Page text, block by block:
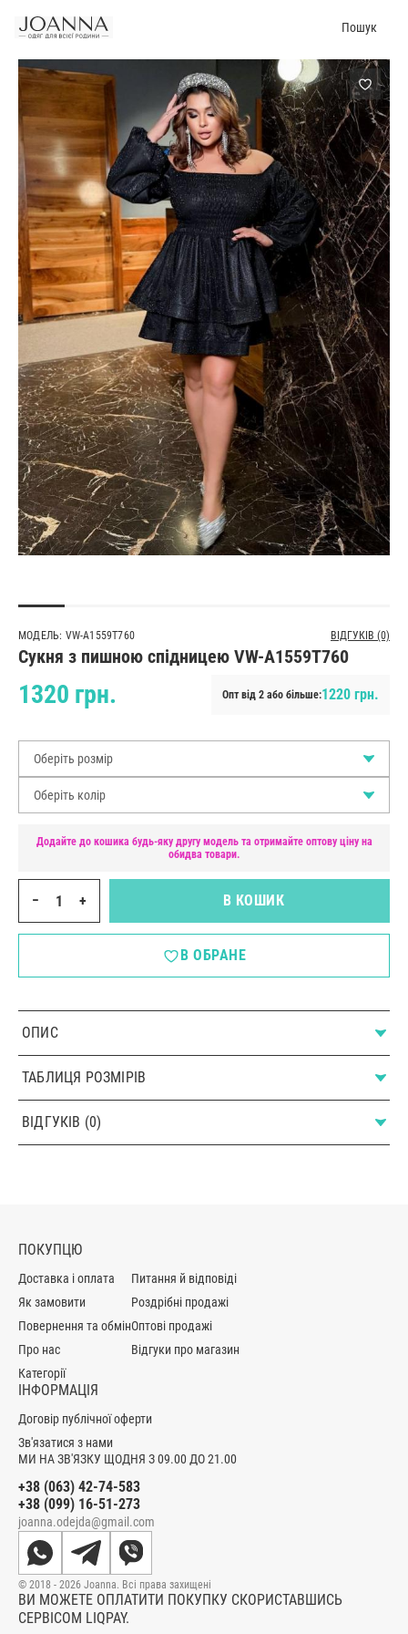
Пошук
МОДЕЛЬ: VW-A1559T760 ВІДГУКІВ (0)
Сукня з пишною спідницею VW-A1559T760
1320 грн. Опт від 2 або більше:1220 грн.
Оберіть розмір
Оберіть колір
Додайте до кошика будь-яку другу модель та отримайте оптову ціну на
обидва товари.
− + В КОШИК
В ОБРАНЕ
ОПИС
ТАБЛИЦЯ РОЗМІРІВ
ВІДГУКІВ (0)
МИ НА ЗВ'ЯЗКУ ЩОДНЯ З 09.00 ДО 21.00
+38 (063) 42-74-583
+38 (099) 16-51-273
joanna.odejda@gmail.com
ПОКУПЦЮ
Доставка і оплата
Як замовити
Повернення та обмін
Про нас
Категорії
Питання й відповіді
Роздрібні продажі
Оптові продажі
Відгуки про магазин
ІНФОРМАЦІЯ
Договір публічної оферти
Зв'язатися з нами
ВИ МОЖЕТЕ ОПЛАТИТИ ПОКУПКУ СКОРИСТАВШИСЬ
СЕРВІСОМ LIQPAY.
© 2018 - 2026 Joanna. Всі права захищені